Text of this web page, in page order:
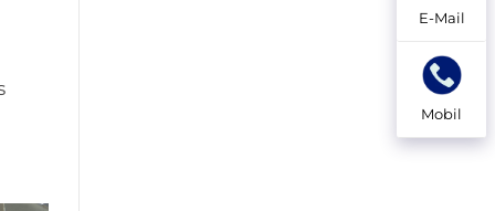
E-Mail
Mobil